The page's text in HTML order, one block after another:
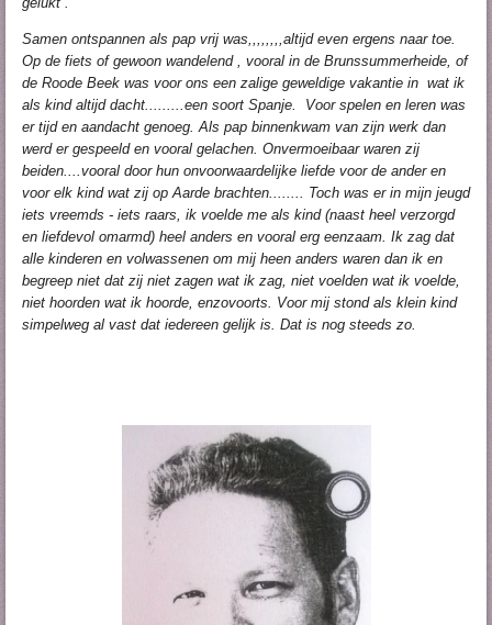
Samen ontspannen als pap vrij was,,,,,,,,altijd even ergens naar toe.
Op de fiets of gewoon wandelend , vooral in de Brunssummerheide, of
de Roode Beek was voor ons een zalige geweldige vakantie in wat ik
als kind altijd dacht.........een soort Spanje. Voor spelen en leren was
er tijd en aandacht genoeg. Als pap binnenkwam van zijn werk dan
werd er gespeeld en vooral gelachen. Onvermoeibaar waren zij
beiden....vooral door hun onvoorwaardelijke liefde voor de ander en
voor elk kind wat zij op Aarde brachten........ Toch was er in mijn jeugd
iets vreemds - iets raars, ik voelde me als kind (naast heel verzorgd
en liefdevol omarmd) heel anders en vooral erg eenzaam. Ik zag dat
alle kinderen en volwassenen om mij heen anders waren dan ik en
begreep niet dat zij niet zagen wat ik zag, niet voelden wat ik voelde,
niet hoorden wat ik hoorde, enzovoorts. Voor mij stond als klein kind
simpelweg al vast dat iedereen gelijk is. Dat is nog steeds zo.